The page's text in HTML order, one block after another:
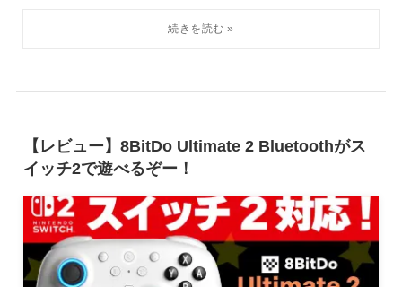
【レビュー】8BitDo Ultimate 2 Bluetoothがス
イッチ2で遊べるぞー！